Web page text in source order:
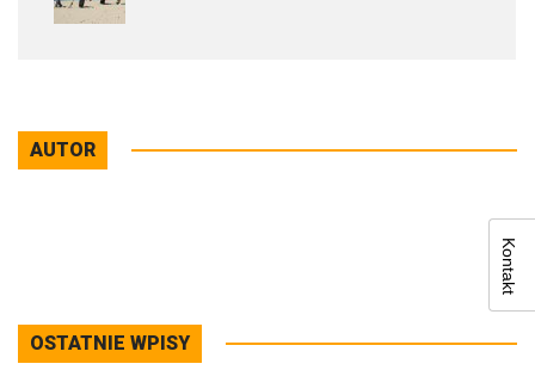
AUTOR
OSTATNIE WPISY
Kontakt